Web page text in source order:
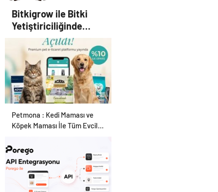
Bitkigrow ile Bitki
Yetiştiriciliğinde
Doğru Ekipman ve
Ürün Seçimi
Petmona : Kedi Maması ve
Köpek Maması İle Tüm Evcil